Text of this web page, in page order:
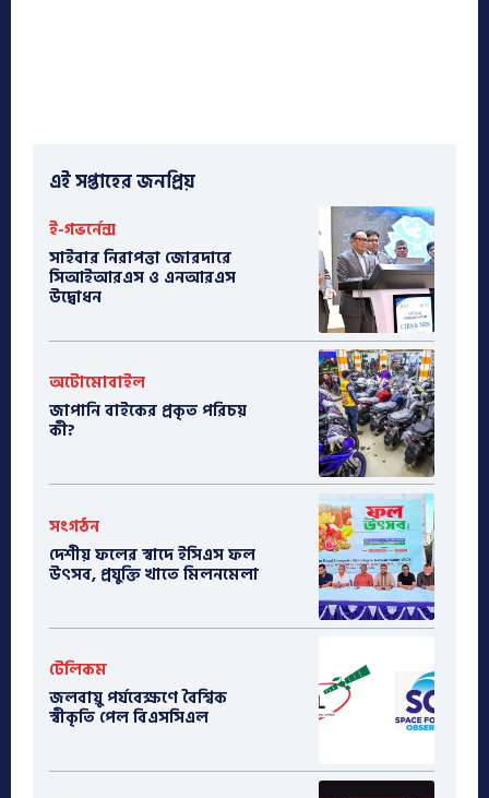
এই সপ্তাহের জনপ্রিয়
ই-গভর্নেন্স
সাইবার নিরাপত্তা জোরদারে
সিআইআরএস ও এনআরএস
উদ্বোধন
অটোমোবাইল
​জাপানি বাইকের প্রকৃত পরিচয়
কী?
সংগঠন
দেশীয় ফলের স্বাদে ইসিএস ফল
উৎসব, প্রযুক্তি খাতে মিলনমেলা
টেলিকম
জলবায়ু পর্যবেক্ষণে বৈশ্বিক
স্বীকৃতি পেল বিএসসিএল